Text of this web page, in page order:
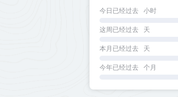
今日已经过去 小时
这周已经过去 天
本月已经过去 天
今年已经过去 个月